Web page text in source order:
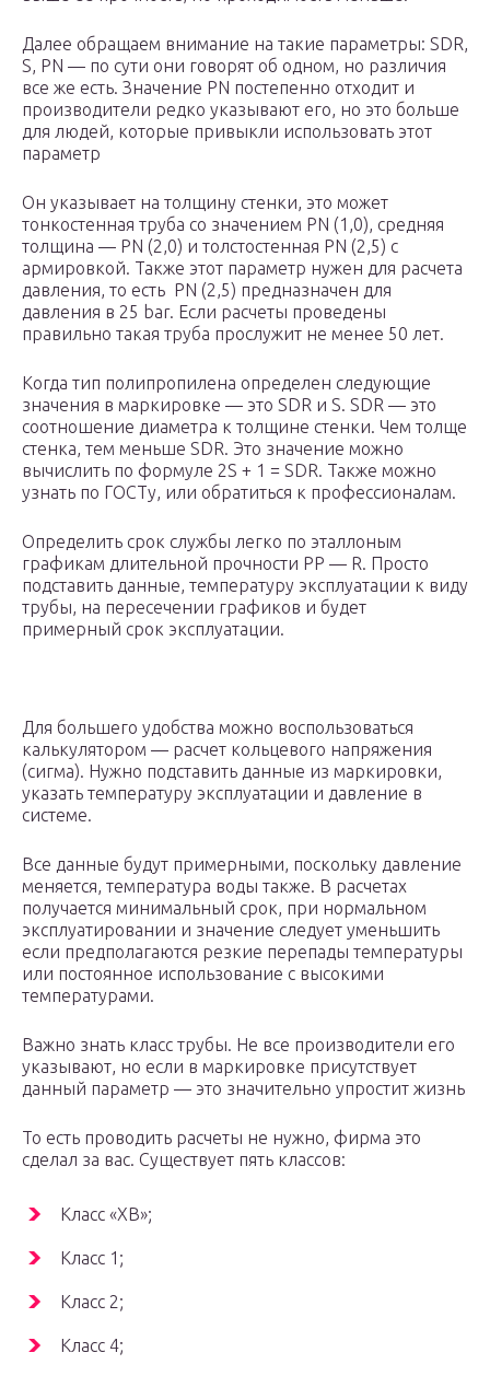
Далее обращаем внимание на такие параметры: SDR,
S, PN — по сути они говорят об одном, но различия
все же есть. Значение PN постепенно отходит и
производители редко указывают его, но это больше
для людей, которые привыкли использовать этот
параметр
Он указывает на толщину стенки, это может
тонкостенная труба со значением PN (1,0), средняя
толщина — PN (2,0) и толстостенная PN (2,5) с
армировкой. Также этот параметр нужен для расчета
давления, то есть PN (2,5) предназначен для
давления в 25 bar. Если расчеты проведены
правильно такая труба прослужит не менее 50 лет.
Когда тип полипропилена определен следующие
значения в маркировке — это SDR и S. SDR — это
соотношение диаметра к толщине стенки. Чем толще
стенка, тем меньше SDR. Это значение можно
вычислить по формуле 2S + 1 = SDR. Также можно
узнать по ГОСТу, или обратиться к профессионалам.
Определить срок службы легко по эталлоным
графикам длительной прочности PP — R. Просто
подставить данные, температуру эксплуатации к виду
трубы, на пересечении графиков и будет
примерный срок эксплуатации.
Для большего удобства можно воспользоваться
калькулятором — расчет кольцевого напряжения
(сигма). Нужно подставить данные из маркировки,
указать температуру эксплуатации и давление в
системе.
Все данные будут примерными, поскольку давление
меняется, температура воды также. В расчетах
получается минимальный срок, при нормальном
эксплуатировании и значение следует уменьшить
если предполагаются резкие перепады температуры
или постоянное использование с высокими
температурами.
Важно знать класс трубы. Не все производители его
указывают, но если в маркировке присутствует
данный параметр — это значительно упростит жизнь
То есть проводить расчеты не нужно, фирма это
сделал за вас. Существует пять классов:
Класс «ХВ»;
Класс 1;
Класс 2;
Класс 4;